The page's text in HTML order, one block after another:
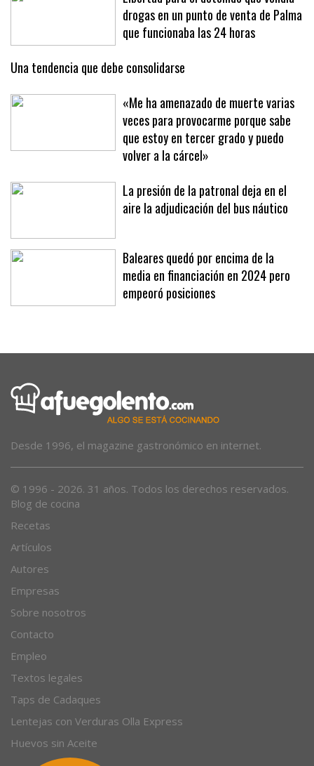
Libertad para el detenido que vendía
drogas en un punto de venta de Palma
que funcionaba las 24 horas
Una tendencia que debe consolidarse
«Me ha amenazado de muerte varias
veces para provocarme porque sabe
que estoy en tercer grado y puedo
volver a la cárcel»
La presión de la patronal deja en el
Baleares quedó por encima de la
media en financiación en 2024 pero
Blog de cocina
Recetas
Artículos
Autores
Empresas
Sobre nosotros
Contacto
Empleo
Textos legales
Taps de Cadaques
Lentejas con Verduras Olla Express